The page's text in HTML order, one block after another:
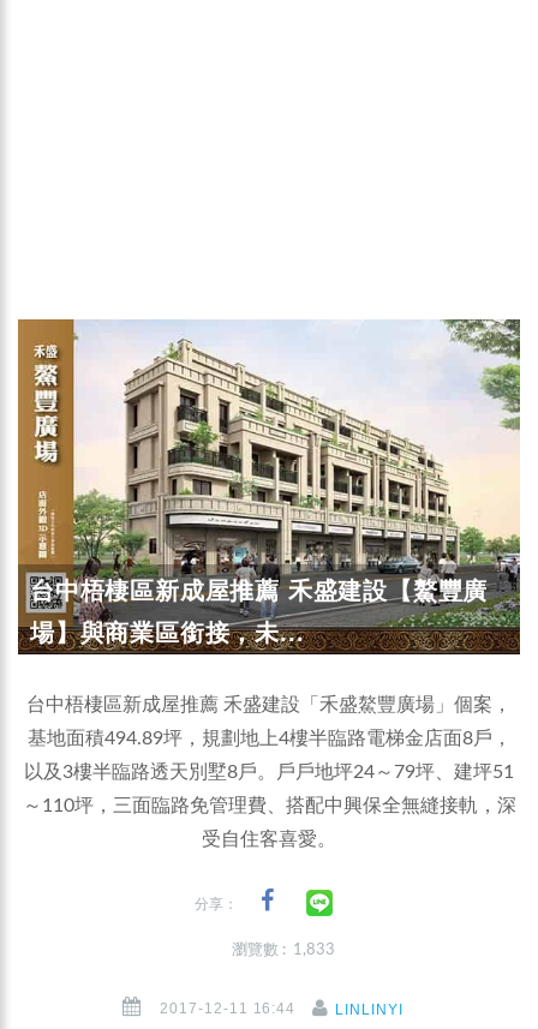
台中梧棲區新成屋推薦 禾盛建設【鰲豐廣
場】與商業區銜接，未...
台中梧棲區新成屋推薦 禾盛建設「禾盛鰲豐廣場」個案，
基地面積494.89坪，規劃地上4樓半臨路電梯金店面8戶，
以及3樓半臨路透天別墅8戶。戶戶地坪24～79坪、建坪51
～110坪，三面臨路免管理費、搭配中興保全無縫接軌，深
受自住客喜愛。
分享：
瀏覽數 : 1,833
2017-12-11 16:44 LINLINYI